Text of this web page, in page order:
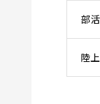
部
陸